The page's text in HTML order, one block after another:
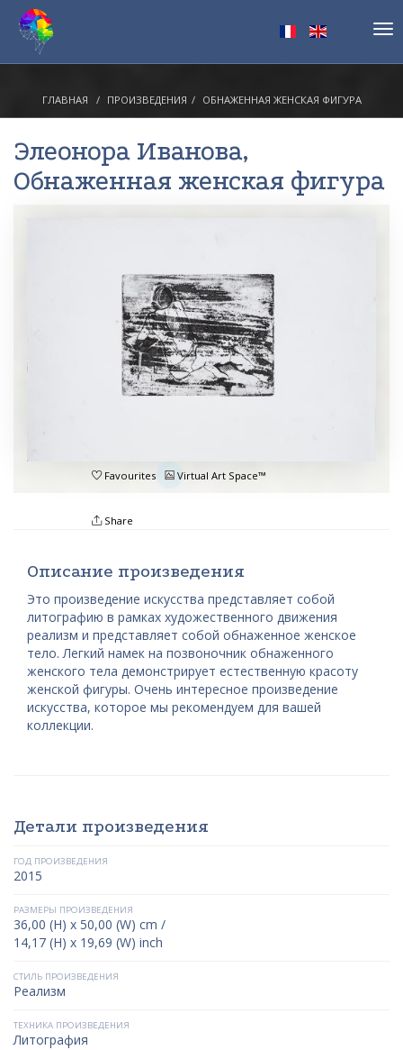
ГЛАВНАЯ ПРОИЗВЕДЕНИЯ ОБНАЖЕННАЯ ЖЕНСКАЯ ФИГУРА
Элеонора Иванова,
Обнаженная женская фигура
Favourites Virtual Art Space™
Share
Описание произведения
Это произведение искусства представляет собой
литографию в рамках художественного движения
реализм и представляет собой обнаженное женское
тело. Легкий намек на позвоночник обнаженного
женского тела демонстрирует естественную красоту
женской фигуры. Очень интересное произведение
искусства, которое мы рекомендуем для вашей
коллекции.
Детали произведения
ГОД ПРОИЗВЕДЕНИЯ
2015
РАЗМЕРЫ ПРОИЗВЕДЕНИЯ
36,00 (H) x 50,00 (W) cm /
14,17 (H) x 19,69 (W) inch
СТИЛЬ ПРОИЗВЕДЕНИЯ
Реализм
ТЕХНИКА ПРОИЗВЕДЕНИЯ
Литография